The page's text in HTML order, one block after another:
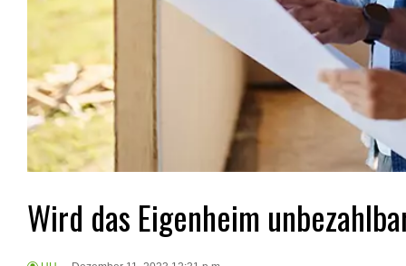
Wird das Eigenheim